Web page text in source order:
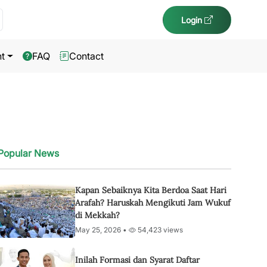
Login
FAQ Contact
News
Kapan Sebaiknya Kita Berdoa Saat Hari
Arafah? Haruskah Mengikuti Jam Wukuf
di Mekkah?
May 25, 2026 • 54,423 views
Inilah Formasi dan Syarat Daftar